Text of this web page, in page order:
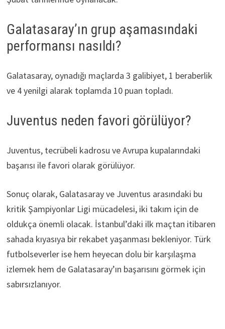
Galatasaray’ın grup aşamasındaki
performansı nasıldı?
Galatasaray, oynadığı maçlarda 3 galibiyet, 1 beraberlik
ve 4 yenilgi alarak toplamda 10 puan topladı.
Juventus neden favori görülüyor?
Juventus, tecrübeli kadrosu ve Avrupa kupalarındaki
başarısı ile favori olarak görülüyor.
Sonuç olarak, Galatasaray ve Juventus arasındaki bu
kritik Şampiyonlar Ligi mücadelesi, iki takım için de
oldukça önemli olacak. İstanbul’daki ilk maçtan itibaren
sahada kıyasıya bir rekabet yaşanması bekleniyor. Türk
futbolseverler ise hem heyecan dolu bir karşılaşma
izlemek hem de Galatasaray’ın başarısını görmek için
sabırsızlanıyor.